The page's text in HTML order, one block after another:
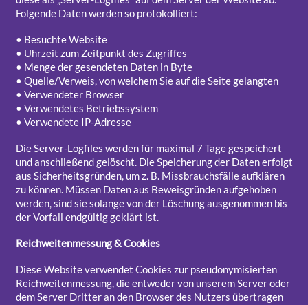
Folgende Daten werden so protokolliert:
• Besuchte Website
• Uhrzeit zum Zeitpunkt des Zugriffes
• Menge der gesendeten Daten in Byte
• Quelle/Verweis, von welchem Sie auf die Seite gelangten
• Verwendeter Browser
• Verwendetes Betriebssystem
• Verwendete IP-Adresse
Die Server-Logfiles werden für maximal 7 Tage gespeichert
und anschließend gelöscht. Die Speicherung der Daten erfolgt
aus Sicherheitsgründen, um z. B. Missbrauchsfälle aufklären
zu können. Müssen Daten aus Beweisgründen aufgehoben
werden, sind sie solange von der Löschung ausgenommen bis
der Vorfall endgültig geklärt ist.
Reichweitenmessung & Cookies
Diese Website verwendet Cookies zur pseudonymisierten
Reichweitenmessung, die entweder von unserem Server oder
dem Server Dritter an den Browser des Nutzers übertragen